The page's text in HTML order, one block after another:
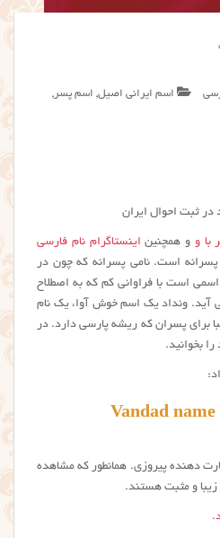
اسم ایرانی اصیل, اسم پسر ,
در ثبت احوال ایران
با و و همچنین اینستاگرام نام فارسی
است. نامی پسرانه که چون در
است با فراوانی کم که به اصطلاح
آید. ونداد یک اسم خوش آوا، یک نام
زیبا برای پسران که ریشه پارسی دارد. در
بخوانید.
دهنده پیروزی. همانطور که مشاهده
زیبا و مثبت هستند.